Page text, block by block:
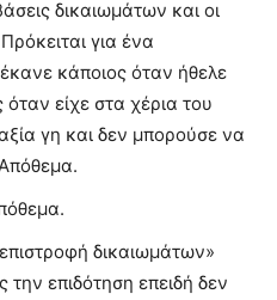
δικαιωµάτων και οι
για ένα
κάποιος όταν ήθελε
όταν είχε στα χέρια του
γη και δεν µπορούσε να
δικαιωµάτων»
επιδότηση επειδή δεν